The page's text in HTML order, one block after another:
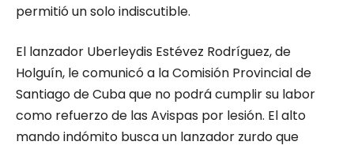
permitió un solo indiscutible.
El lanzador Uberleydis Estévez Rodríguez, de
Holguín, le comunicó a la Comisión Provincial de
Santiago de Cuba que no podrá cumplir su labor
como refuerzo de las Avispas por lesión. El alto
mando indómito busca un lanzador zurdo que